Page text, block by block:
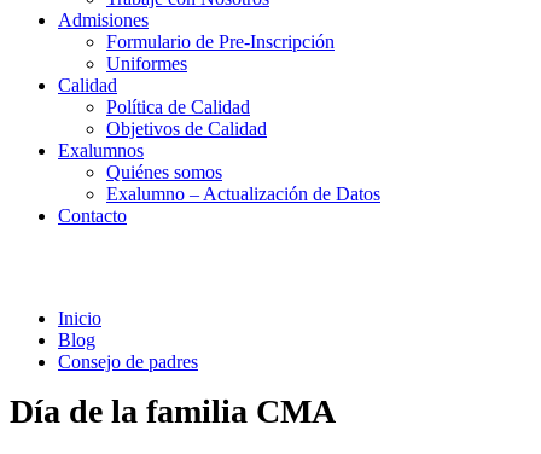
Admisiones
Formulario de Pre-Inscripción
Uniformes
Calidad
Política de Calidad
Objetivos de Calidad
Exalumnos
Quiénes somos
Exalumno – Actualización de Datos
Contacto
Inicio
Blog
Consejo de padres
Día de la familia CMA